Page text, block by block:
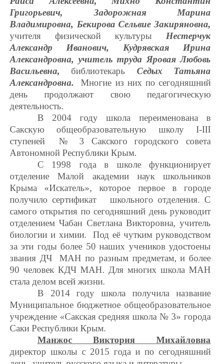
Григорьевич, Задорожная Марина
Владимировна, Бекирова Сельвие Закиряновна,
учителя физической культуры Нестерчук
Александр Иванович, Кудрявская Ирина
Александровна, учитель труда Яровая Любовь
Васильевна, библиотекарь Седых Татьяна
Александровна.Многие из них по сегодняшний
день продолжают свою педагогическую
деятельность.
В 2004 году школа переименована в
Сакскую общеобразовательную школу I-III
ступеней № 3 Сакского городского совета
Автономной Республики Крым.
С 1998 года в школе функционирует
отделение Малой академии наук школьников
Крыма «Искатель», которое первое в городе
получило сертификат школьного отделения. С
самого открытия по сегодняшний день руководит
отделением Чабан Светлана Викторовна, учитель
биологии и химии.
Под её чутким руководством
за эти годы более 50 наших учеников удостоены
звания ДЧ МАН по разным предметам, и более
90 человек КДЧ МАН. Для многих школа МАН
стала делом всей жизни.
В 2014 году школа получила название
Муниципальное бюджетное общеобразовательное
учреждение «Сакская средняя школа № 3» города
Саки Республики Крым.
Манжос Виктория Михайловна
директор школы с 2015 года и по сегодняшний